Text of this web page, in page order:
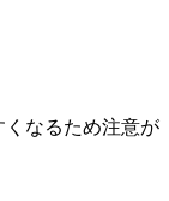
なるため注意が